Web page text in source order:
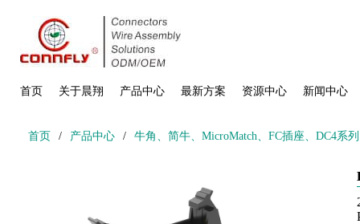
首页 关于晨翔 产品中心 最新方案 资源中心 新闻中心
首页 / 产品中心 / 牛角、简牛、MicroMatch、FC插座、DC4系列